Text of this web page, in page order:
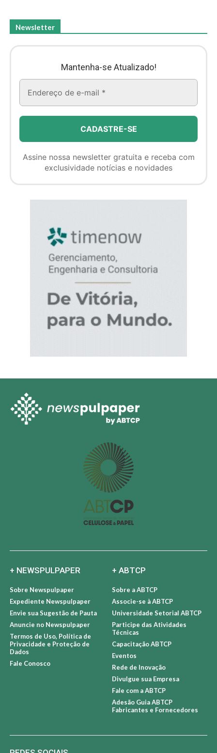
Newsletter
Mantenha-se Atualizado!
Assine nossa newsletter gratuita e receba com
exclusividade notícias e novidades
+ NEWSPULPAPER
Sobre Newspulpaper
Expediente Newspulpaper
Envie sua Sugestão de Pauta
Anuncie no Newspulpaper
Termos de Uso, Política de
Privacidade e Proteção de
Dados
Fale Conosco
+ ABTCP
Sobre a ABTCP
Associe-se à ABTCP
Universidade Setorial ABTCP
Participe das Atividades
Técnicas
Capacitação ABTCP
Eventos
Rede de Inovação
Divulgue sua Empresa
Fale com a ABTCP
Adesão Guia ABTCP
Fabricantes e Fornecedores